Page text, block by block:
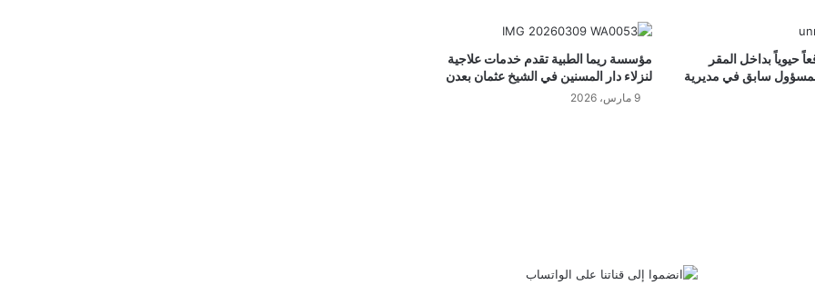
بالمنصورة ويثير الذعر قرب موقع حساس
عملية مباغتة في العاصمة عدن تطيح
بمخطط سري داخل أحد أحواش منطقة
حيوياً بداخل المقر
سابق في مديرية
مؤسسة ريما الطبية تقدم خدمات علاجية
لنزلاء دار المسنين في الشيخ عثمان بعدن
9 مارس، 2026